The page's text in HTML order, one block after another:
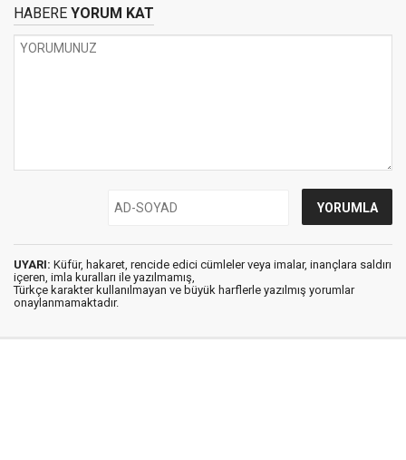
HABERE YORUM KAT
UYARI: Küfür, hakaret, rencide edici cümleler veya imalar, inançlara saldırı
içeren, imla kuralları ile yazılmamış,
Türkçe karakter kullanılmayan ve büyük harflerle yazılmış yorumlar
onaylanmamaktadır.